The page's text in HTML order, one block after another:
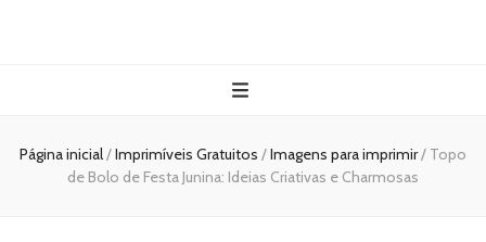
Página inicial/Imprimíveis Gratuitos /Imagens para imprimir/ Topo
de Bolo de Festa Junina: Ideias Criativas e Charmosas